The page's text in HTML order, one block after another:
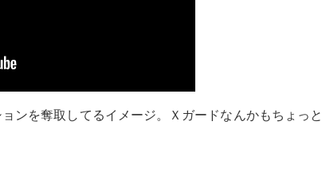
ンを奪取してるイメージ。Ｘガードなんかもちょっと